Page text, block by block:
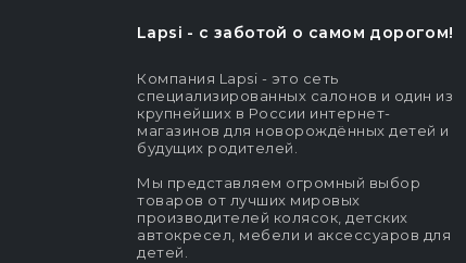
Lapsi - c заботой о самом дорогом!
Компания Lapsi - это сеть
специализированных салонов и один из
крупнейших в России интернет-
магазинов для новорождённых детей и
будущих родителей.
Мы представляем огромный выбор
товаров от лучших мировых
производителей колясок, детских
автокресел, мебели и аксессуаров для
детей.